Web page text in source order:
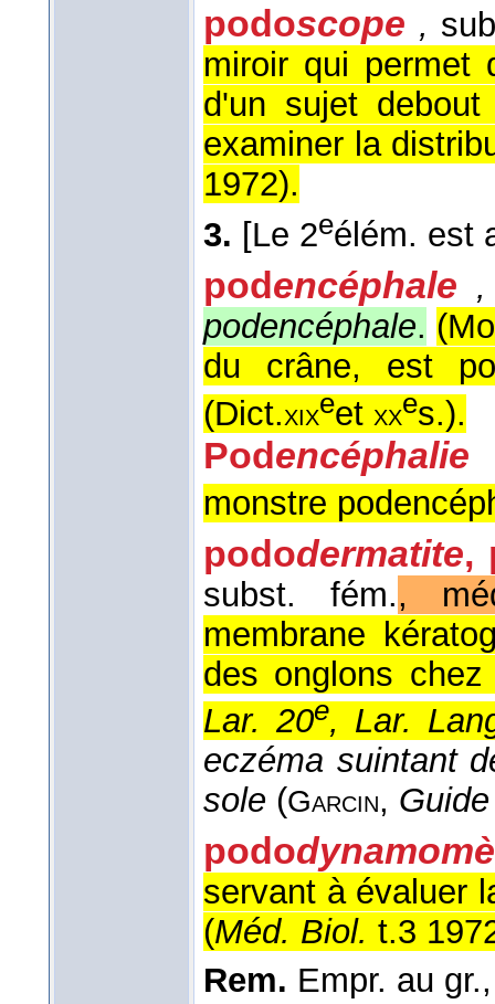
podoscope ,
miroir qui permet
d'un sujet
examiner la
1972).
3. [Le 2eélém. est
podencéphale ,
podencéphale.
du crâne, est
(Dict.xixeet xxes.).
Podencéphalie
monstre
pododermatite,
subst. fém.,
membrane
des onglons
Lar. 20e, Lar.
eczéma suintant
sole (Garcin,
podo
servant à évaluer
(Méd. Biol. t.3
Rem. Empr. au